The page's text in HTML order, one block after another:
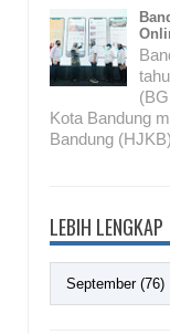
Kota Bandung
Bandung
LEBIH LENGKAP